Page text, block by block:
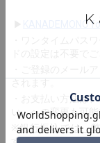
KANADEMONO
・ワンタイムパス
ドの設定は不要で
・お支払い方法は
い」への変更も可
※銀行振込では、